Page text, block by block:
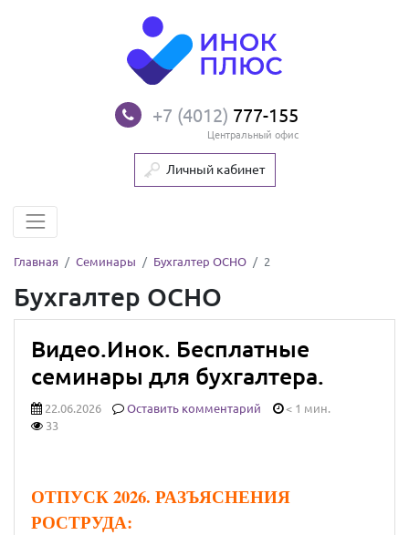
+7 (4012) 777-155
Центральный офис
Личный кабинет
Главная Семинары Бухгалтер ОСНО 2
Бухгалтер ОСНО
Видео.Инок. Бесплатные
семинары для бухгалтера.
22.06.2026 Оставить комментарий
< 1 мин.
33
ОТПУСК 2026. РАЗЪЯСНЕНИЯ
РОСТРУДА: